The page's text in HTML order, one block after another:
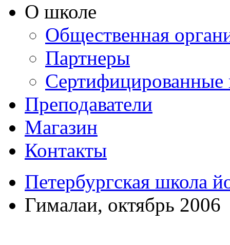
О школе
Общественная
Партнеры
Сертифицированные
Преподаватели
Магазин
Контакты
Петербургская школа
Гималаи, октябрь 2006